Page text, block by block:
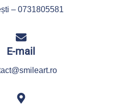
– 0731805581
E-mail